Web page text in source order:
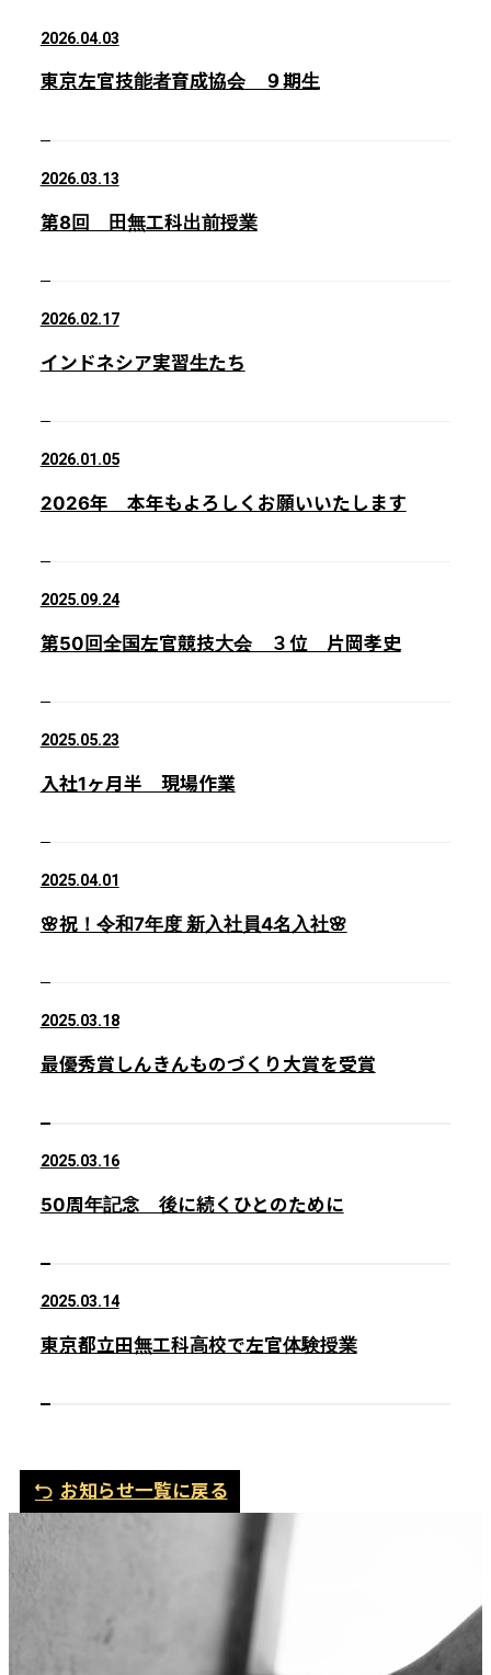
東京左官技能者育成協会 ９期生
2026.04.03
第8回 田無工科出前授業
2026.03.13
インドネシア実習生たち
2026.02.17
2026年 本年もよろしくお願いいたします
2026.01.05
第50回全国左官競技大会 ３位 片岡孝史
2025.09.24
入社1ヶ月半 現場作業
2025.05.23
🌸祝！令和7年度 新入社員4名入社🌸
2025.04.01
最優秀賞しんきんものづくり大賞を受賞
2025.03.18
50周年記念 後に続くひとのために
2025.03.16
東京都立田無工科高校で左官体験授業
2025.03.14
お知らせ一覧に戻る
電
メ